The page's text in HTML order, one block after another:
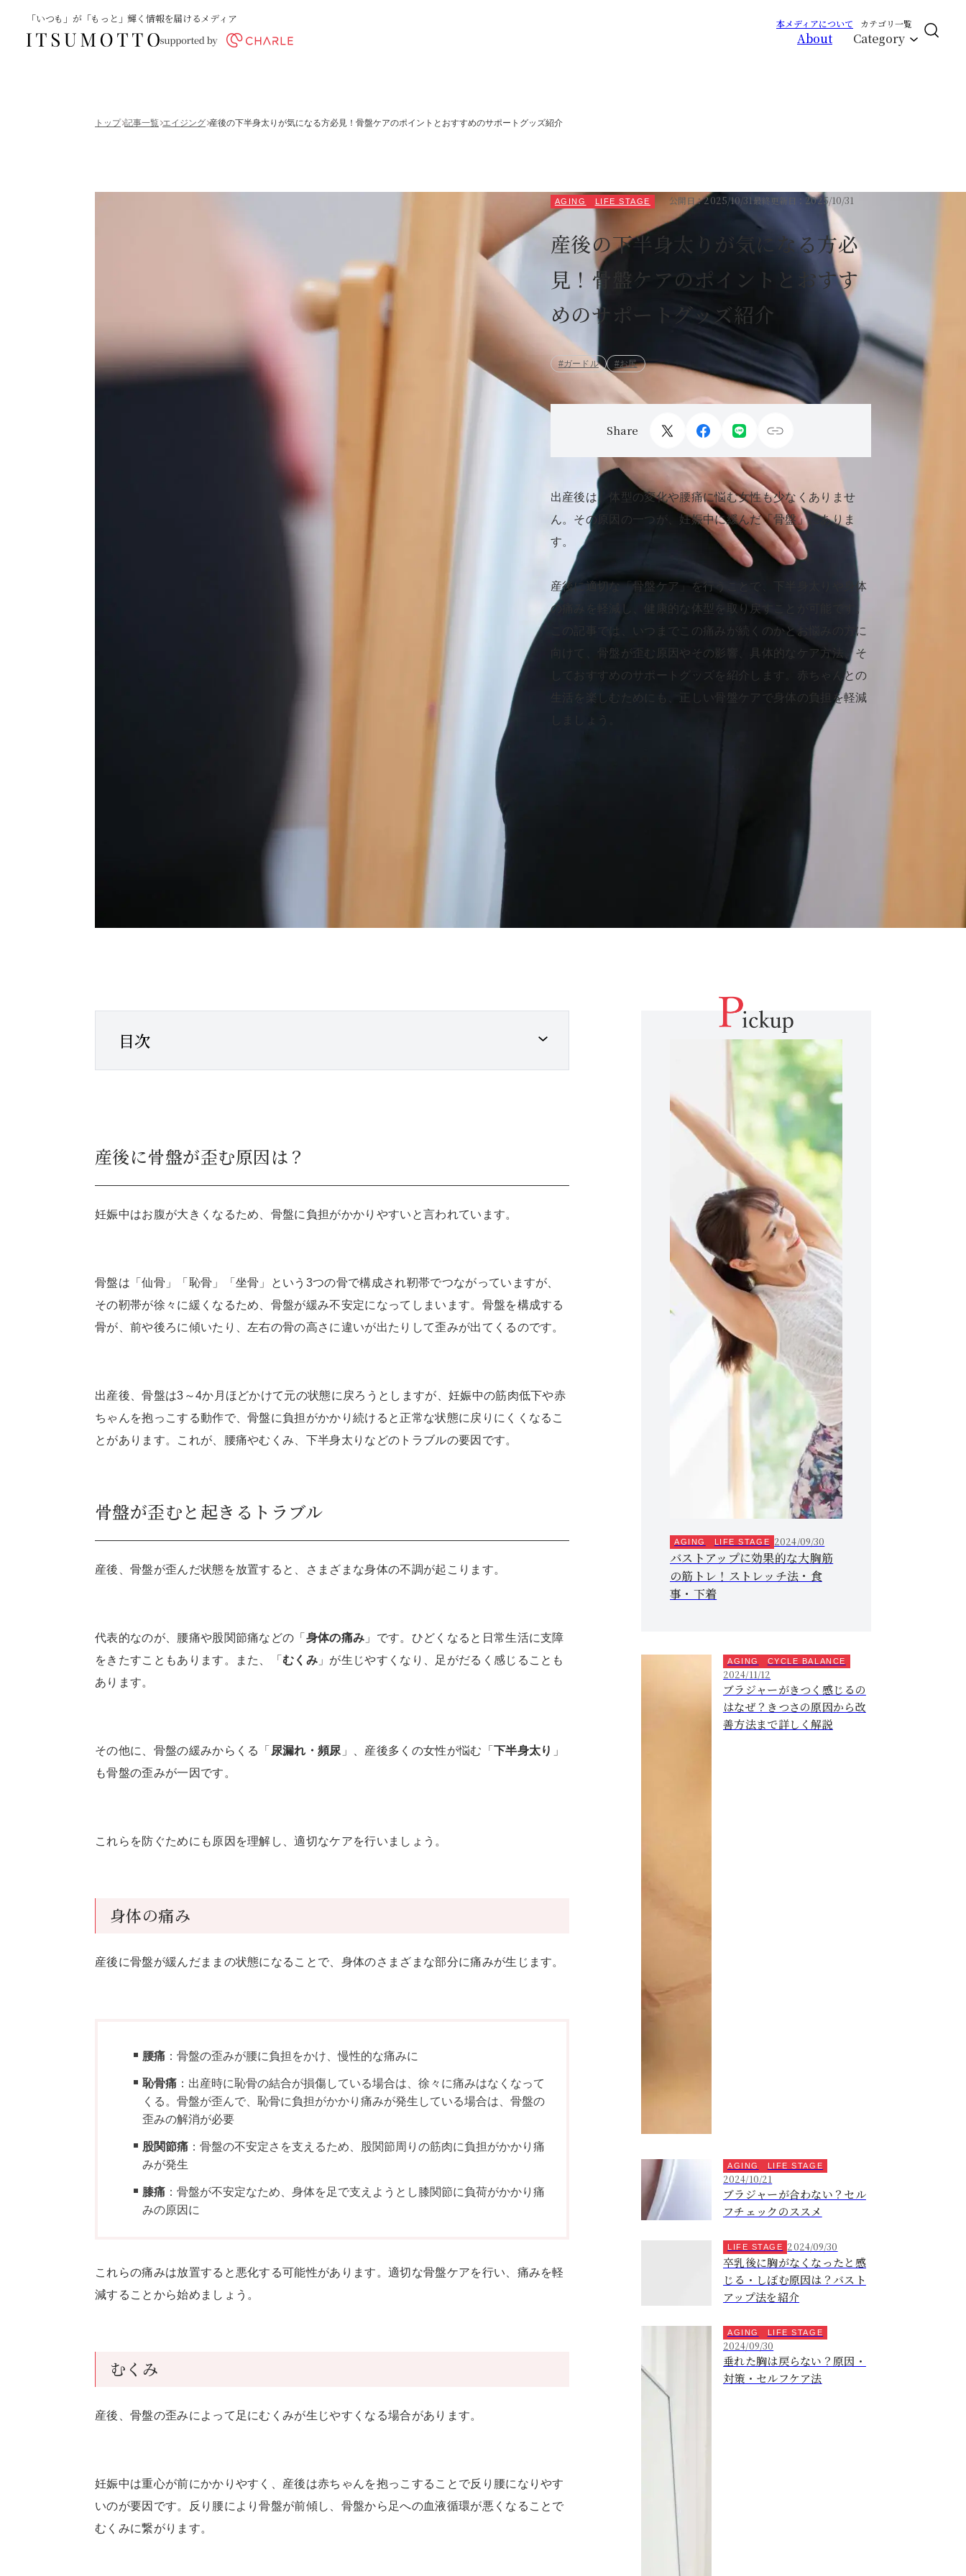
「いつも」が「もっと」輝く情報を届けるメディア 本メディアについて
About
カテゴリ一覧
Category
SEARCH
トップ 記事一覧 エイジング 産後の下半身太りが気になる方必見！骨盤ケアのポイントとおすすめのサポートグッズ紹介
AGING LIFE STAGE 公開日：2025/10/31 最終更新日：2025/10/31
産後の下半身太りが気になる方必
見！骨盤ケアのポイントとおすす
めのサポートグッズ紹介
#ガードル #お尻
Share
出産後は、体型の変化や腰痛に悩む女性も少なくありませ
ん。その原因の一つが、妊娠中に緩んだ「骨盤」にありま
す。
産後に適切な「骨盤ケア」を行うことで、下半身太りや身体
の痛みを軽減し、健康的な体型を取り戻すことが可能です。
この記事では、いつまでこの痛みが続くのかとお悩みの方に
向けて、骨盤が歪む原因やその影響、具体的なケア方法、そ
しておすすめのサポートグッズを紹介します。赤ちゃんとの
生活を楽しむためにも、正しい骨盤ケアで身体の負担を軽減
しましょう。
目次
産後に骨盤が歪む原因は？
妊娠中はお腹が大きくなるため、骨盤に負担がかかりやすいと言われています。
骨盤は「仙骨」「恥骨」「坐骨」という3つの骨で構成され靭帯でつながっていますが、
その靭帯が徐々に緩くなるため、骨盤が緩み不安定になってしまいます。骨盤を構成する
骨が、前や後ろに傾いたり、左右の骨の高さに違いが出たりして歪みが出てくるのです。
出産後、骨盤は3～4か月ほどかけて元の状態に戻ろうとしますが、妊娠中の筋肉低下や赤
ちゃんを抱っこする動作で、骨盤に負担がかかり続けると正常な状態に戻りにくくなるこ
とがあります。これが、腰痛やむくみ、下半身太りなどのトラブルの要因です。
骨盤が歪むと起きるトラブル
産後、骨盤が歪んだ状態を放置すると、さまざまな身体の不調が起こります。
代表的なのが、腰痛や股関節痛などの「 身体の痛み 」です。ひどくなると日常生活に支障
をきたすこともあります。また、「むくみ 」が生じやすくなり、足がだるく感じることも
あります。
その他に、骨盤の緩みからくる「 尿漏れ・頻尿 」、産後多くの女性が悩む「 下半身太り 」
も骨盤の歪みが一因です。
これらを防ぐためにも原因を理解し、適切なケアを行いましょう。
身体の痛み
産後に骨盤が緩んだままの状態になることで、身体のさまざまな部分に痛みが生じます。
腰痛：骨盤の歪みが腰に負担をかけ、慢性的な痛みに
恥骨痛：出産時に恥骨の結合が損傷している場合は、徐々に痛みはなくなって
くる。骨盤が歪んで、恥骨に負担がかかり痛みが発生している場合は、骨盤の
歪みの解消が必要
股関節痛：骨盤の不安定さを支えるため、股関節周りの筋肉に負担がかかり痛
みが発生
膝痛：骨盤が不安定なため、身体を足で支えようとし膝関節に負荷がかかり痛
みの原因に
これらの痛みは放置すると悪化する可能性があります。適切な骨盤ケアを行い、痛みを軽
減することから始めましょう。
むくみ
産後、骨盤の歪みによって足にむくみが生じやすくなる場合があります。
妊娠中は重心が前にかかりやすく、産後は赤ちゃんを抱っこすることで反り腰になりやす
いのが要因です。反り腰により骨盤が前傾し、骨盤から足への血液循環が悪くなることで
むくみに繋がります。
AGING LIFE STAGE 2024/09/30
バストアップに効果的な大胸筋
の筋トレ！ストレッチ法・食
事・下着
AGING CYCLE BALANCE
2024/11/12
ブラジャーがきつく感じるの
はなぜ？きつさの原因から改
善方法まで詳しく解説
AGING LIFE STAGE
2024/10/21
ブラジャーが合わない？セル
フチェックのススメ
LIFE STAGE 2024/09/30
卒乳後に胸がなくなったと感
じる・しぼむ原因は？バスト
アップ法を紹介
AGING LIFE STAGE
2024/09/30
垂れた胸は戻らない？原因・
対策・セルフケア法